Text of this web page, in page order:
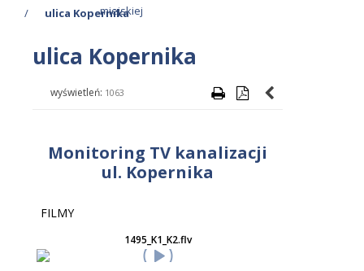
miejskiej
/ ulica Kopernika
ulica Kopernika
wyświetleń: 1063
Monitoring TV kanalizacji
ul. Kopernika
FILMY
1495_K1_K2.flv